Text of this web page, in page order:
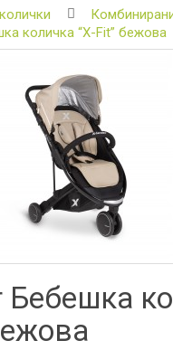
количка “X-Fit” бежова
Бебешка